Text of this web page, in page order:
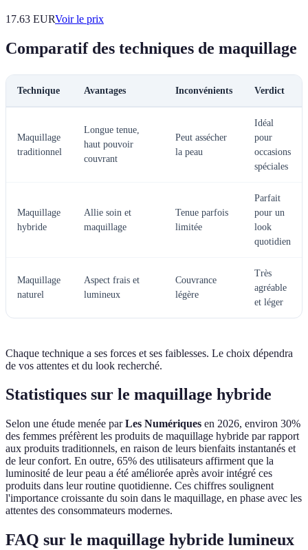
17.63 EURVoir le prix
Comparatif des techniques de maquillage
Technique Avantages Inconvénients Verdict
Maquillage
traditionnel
Longue tenue,
haut pouvoir
couvrant
Peut assécher
la peau
Idéal
pour
occasions
spéciales
Maquillage
hybride
Allie soin et
maquillage
Tenue parfois
limitée
Parfait
pour un
look
quotidien
Maquillage
naturel
Aspect frais et
lumineux
Couvrance
légère
Très
agréable
et léger
Chaque technique a ses forces et ses faiblesses. Le choix dépendra
de vos attentes et du look recherché.
Statistiques sur le maquillage hybride
Selon une étude menée parLes Numériques en 2026, environ 30%
des femmes préfèrent les produits de maquillage hybride par rapport
aux produits traditionnels, en raison de leurs bienfaits instantanés et
de leur confort. En outre, 65% des utilisateurs affirment que la
luminosité de leur peau a été améliorée après avoir intégré ces
produits dans leur routine quotidienne. Ces chiffres soulignent
l'importance croissante du soin dans le maquillage, en phase avec les
attentes des consommateurs modernes.
FAQ sur le maquillage hybride lumineux